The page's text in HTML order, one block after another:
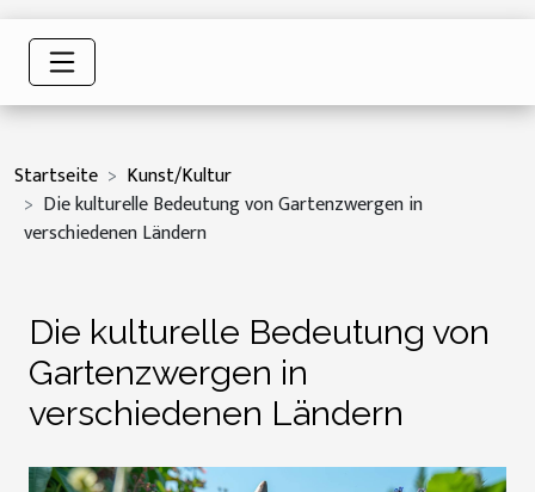
Startseite
Kunst/Kultur
Die kulturelle Bedeutung von Gartenzwergen in
verschiedenen Ländern
Die kulturelle Bedeutung von
Gartenzwergen in
verschiedenen Ländern